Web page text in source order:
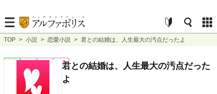
TOP > 小説 > 恋愛小説 > 君との結婚は、人生最大の汚点だったよ
恋愛 完結 短編 R15君との結婚は、人生最大の汚点だった
よ